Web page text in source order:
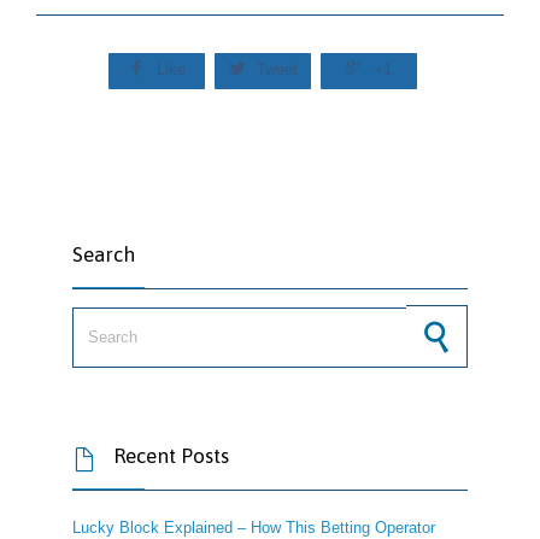
 Like  Tweet  +1
Search
 Recent Posts
Lucky Block Explained – How This Betting Operator